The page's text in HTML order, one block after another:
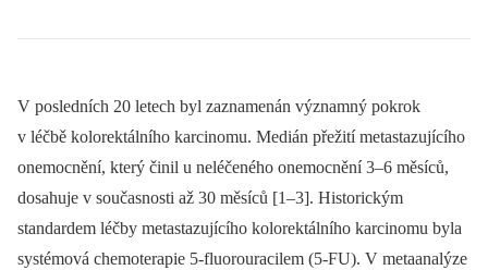
V posledních 20 letech byl zaznamenán významný pokrok
v léčbě kolorektálního karcinomu. Medián přežití metastazujícího
onemocnění, který činil u neléčeného onemocnění 3–6 měsíců,
dosahuje v současnosti až 30 měsíců [1–3]. Historickým
standardem léčby metastazujícího kolorektálního karcinomu byla
systémová chemoterapie 5-fluorouracilem (5-FU). V metaanalýze